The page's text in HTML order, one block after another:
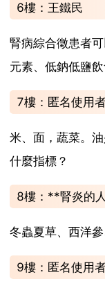
6樓：王鐵民
腎病綜合徵患者
元素、低鈉低鹽飲
7樓：匿名使用
米、面，蔬菜。
什麼指標？
8樓：**腎炎的人
冬蟲夏草、西洋參
9樓：匿名使用